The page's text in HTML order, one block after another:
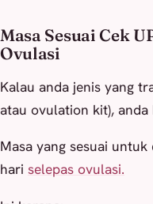
Masa Sesuai Cek
Ovulasi
Kalau anda jenis yang
atau ovulation kit),
Masa yang sesuai
hari selepas ovulasi.